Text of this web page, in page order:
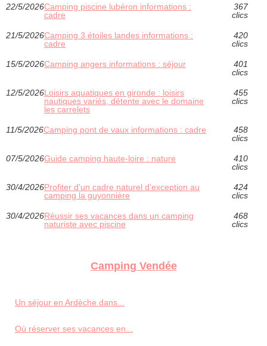
22/5/2026Camping piscine lubéron informations :
cadre
367
clics
21/5/2026Camping 3 étoiles landes informations :
cadre
420
clics
15/5/2026Camping angers informations : séjour
401
clics
12/5/2026Loisirs aquatiques en gironde : loisirs
nautiques variés, détente avec le domaine
les carrelets
455
clics
11/5/2026Camping pont de vaux informations : cadre
458
clics
07/5/2026Guide camping haute-loire : nature
410
clics
30/4/2026Profiter d'un cadre naturel d'exception au
camping la guyonnière
424
clics
30/4/2026Réussir ses vacances dans un camping
naturiste avec piscine
468
clics
Camping Vendée
Un séjour en Ardèche dans...
Où réserver ses vacances en...